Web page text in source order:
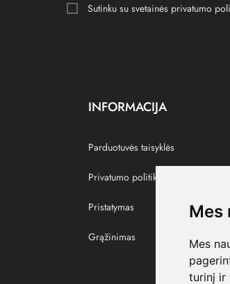
Mes
Mes
turinį ir
Sutinku su svetainės privatumo
INFORMACIJA
Parduotuvės taisyklės
Privatumo politika
Pristatymas
Grąžinimas